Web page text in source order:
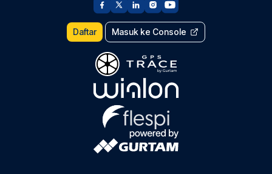
Daftar Masuk ke Console